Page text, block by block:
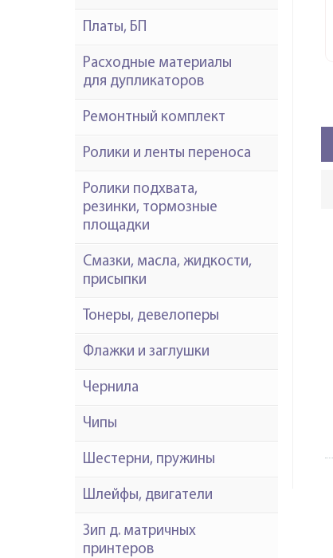
Платы, БП
Расходные материалы
для дупликаторов
Ремонтный комплект
Ролики и ленты переноса
Ролики подхвата,
резинки, тормозные
площадки
Смазки, масла, жидкости,
присыпки
Тонеры, девелоперы
Флажки и заглушки
Чернила
Чипы
Шестерни, пружины
Шлейфы, двигатели
Зип д. матричных
принтеров